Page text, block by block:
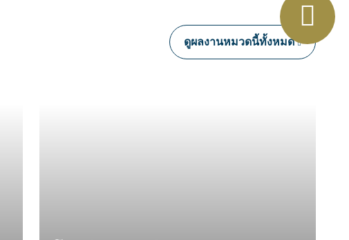
ดูผลงานหมวดนี้ทั้งหมด